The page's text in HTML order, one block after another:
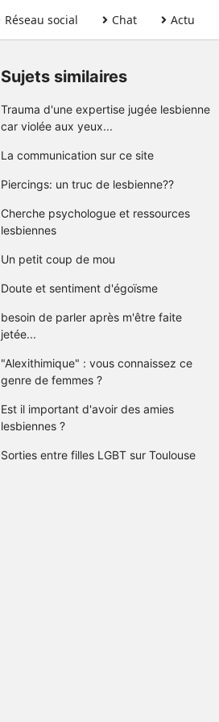
Réseau social Chat Actu
Sujets similaires
Trauma d'une expertise jugée lesbienne
car violée aux yeux...
La communication sur ce site
Piercings: un truc de lesbienne??
Cherche psychologue et ressources
lesbiennes
Un petit coup de mou
Doute et sentiment d'égoïsme
besoin de parler après m'être faite
jetée...
"Alexithimique" : vous connaissez ce
genre de femmes ?
Est il important d'avoir des amies
lesbiennes ?
Sorties entre filles LGBT sur Toulouse